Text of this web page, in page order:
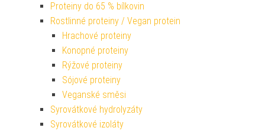
Proteiny do 65 % bílkovin
Rostlinné proteiny / Vegan protein
Hrachové proteiny
Konopné proteiny
Rýžové proteiny
Sójové proteiny
Veganské směsi
Syrovátkové hydrolyzáty
Syrovátkové izoláty